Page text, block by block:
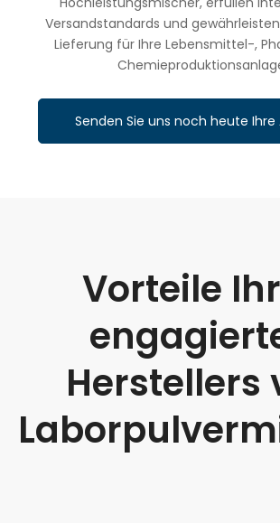
Versandstandards und
Lieferung für Ihre Lebensmittel-,
Senden Sie uns noch heute Ihre
Vorteile
Herstellers